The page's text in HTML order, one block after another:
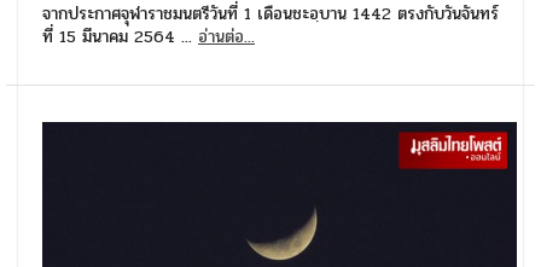
จากประกาศจุฬาราชมนตรีวันที่ 1 เดือนชะอฺบาน 1442 ตรงกับวันจันทร์
ที่ 15 มีนาคม 2564 ... อ่านต่อ...